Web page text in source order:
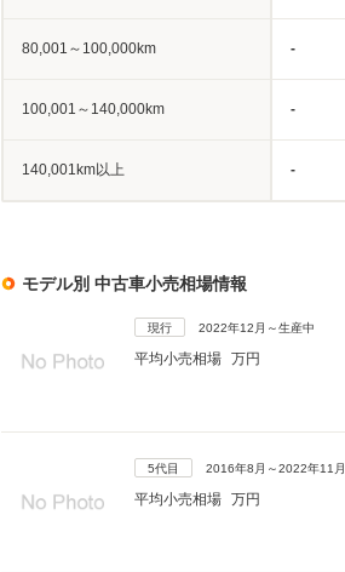
80,001～100,000km -
100,001～140,000km -
140,001km以上 -
モデル別 中古車小売相場情報
現行 2022年12月～生産中
平均小売相場 万円
5代目 2016年8月～2022年11月
平均小売相場 万円